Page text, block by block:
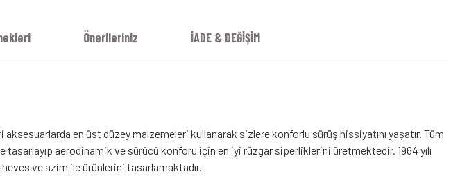
Önerileriniz İADE & DEĞİŞİM
en üst düzey malzemeleri kullanarak sizlere konforlu sürüş hissiyatını yaşatır. Tüm
tasarlayıp aerodinamik ve sürücü konforu için en iyi rüzgar siperliklerini üretmektedir. 1964 yılı
ve azim ile ürünlerini tasarlamaktadır.